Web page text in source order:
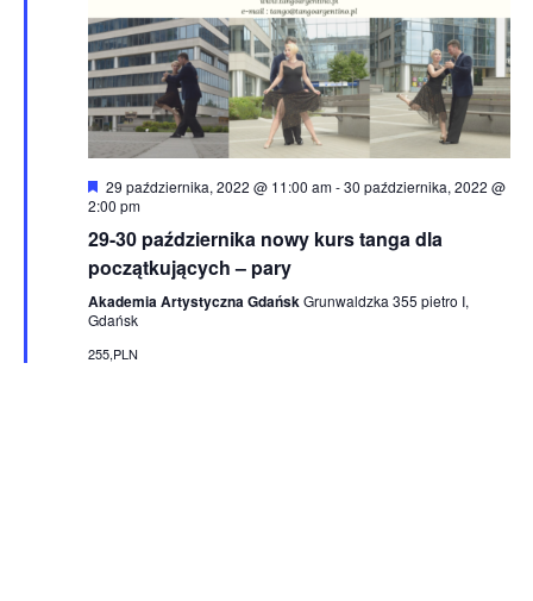
Wyróżnione
29 października, 2022 @ 11:00 am-30 października, 2022 @
2:00 pm
29-30 października nowy kurs tanga dla
początkujących – pary
Akademia Artystyczna GdańskGrunwaldzka 355 pietro I,
Gdańsk
255,PLN